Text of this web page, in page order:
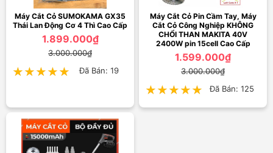
Máy Cắt Cỏ SUMOKAMA GX35
Thái Lan Động Cơ 4 Thì Cao Cấp
1.899.000₫
3.000.000₫
★★★★★
★★★★★ Đã Bán: 19
Máy Cắt Cỏ Pin Cầm Tay, Máy
Cắt Cỏ Công Nghiệp KHÔNG
CHỔI THAN MAKITA 40V
2400W pin 15cell Cao Cấp
1.599.000₫
3.000.000₫
★★★★★
★★★★★ Đã Bán: 125